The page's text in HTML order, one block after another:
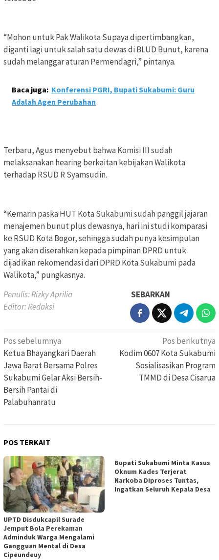
“Mohon untuk Pak Walikota Supaya dipertimbangkan,
diganti lagi untuk salah satu dewas di BLUD Bunut, karena
sudah melanggar aturan Permendagri,” pintanya.
Baca juga: Konferensi PGRI, Bupati Sukabumi: Guru
Adalah Agen Perubahan
Terbaru, Agus menyebut bahwa Komisi III sudah
melaksanakan hearing berkaitan kebijakan Walikota
terhadap RSUD R Syamsudin.
“Kemarin paska HUT Kota Sukabumi sudah panggil jajaran
menajemen bunut plus dewasnya, hari ini studi komparasi
ke RSUD Kota Bogor, sehingga sudah punya kesimpulan
yang akan diserahkan kepada pimpinan DPRD untuk
dijadikan rekomendasi dari DPRD Kota Sukabumi pada
Walikota,” pungkasnya.
Penulis: Rizky Aprilia
Editor: Redaksi
SEBARKAN
Navigasi
pos
Pos sebelumnya
Ketua Bhayangkari Daerah
Jawa Barat Bersama Polres
Sukabumi Gelar Aksi Bersih-
Bersih Pantai di
Palabuhanratu
Pos berikutnya
Kodim 0607 Kota Sukabumi
Sosialisasikan Program
TMMD di Desa Cisarua
POS TERKAIT
UPTD Disdukcapil Surade
Jemput Bola Perekaman
Adminduk Warga Mengalami
Gangguan Mental di Desa
Cipeundeuy
Bupati Sukabumi Minta Kasus
Oknum Kades Terjerat
Narkoba Diproses Tuntas,
Ingatkan Seluruh Kepala Desa